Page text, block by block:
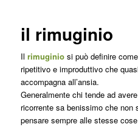
il rimuginio
Il rimuginio si può definire
ripetitivo e improduttivo che
accompagna all’ansia.
Generalmente chi tende ad
ricorrente sa benissimo che non
pensare sempre alle stesse